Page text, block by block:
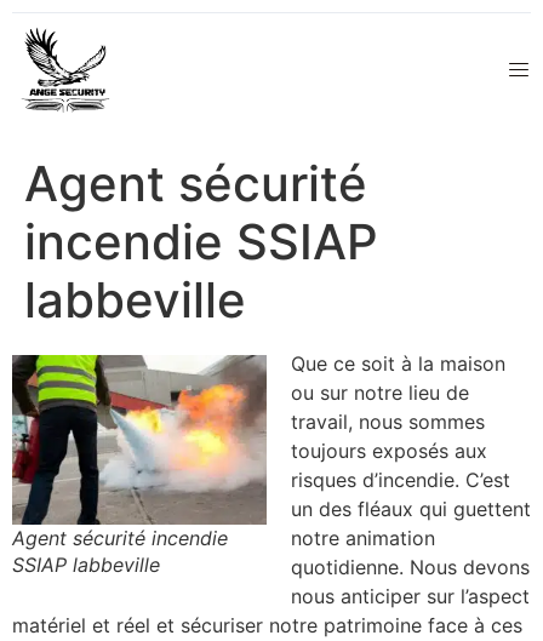
Agent sécurité
incendie SSIAP
labbeville
Agent sécurité incendie
SSIAP labbeville
Que ce soit à la maison
ou sur notre lieu de
travail, nous sommes
toujours exposés aux
risques d’incendie. C’est
un des fléaux qui guettent
notre animation
quotidienne. Nous devons
nous anticiper sur l’aspect
matériel et réel et sécuriser notre patrimoine face à ces